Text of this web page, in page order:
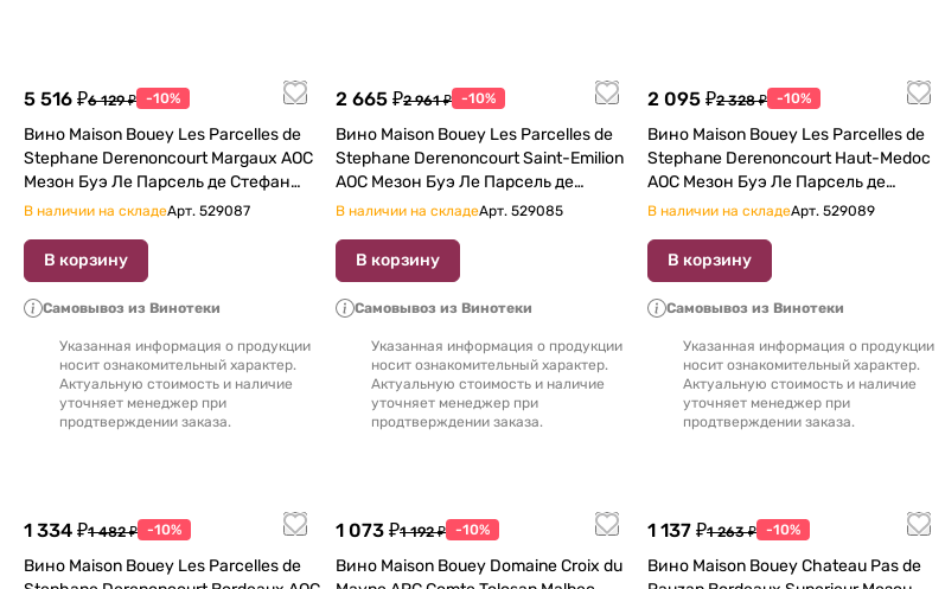
5 516 ₽6 129 ₽ -10%
Вино Maison Bouey Les Parcelles de
Stephane Derenoncourt Margaux AOC
Мезон Буэ Ле Парсель де Стефан
Деренонкур Марго 750 мл
В наличии на складеАрт. 529087
В корзину
Самовывоз из Винотеки
Указанная информация о продукции
носит ознакомительный характер.
Актуальную стоимость и наличие
уточняет менеджер при
продтверждении заказа.
2 665 ₽2 961 ₽ -10%
Вино Maison Bouey Les Parcelles de
Stephane Derenoncourt Saint-Emilion
AOC Мезон Буэ Ле Парсель де
Стефан Деренонкур Сент Эмильон
В наличии на складеАрт. 529085
В корзину
Самовывоз из Винотеки
Указанная информация о продукции
носит ознакомительный характер.
Актуальную стоимость и наличие
уточняет менеджер при
продтверждении заказа.
2 095 ₽2 328 ₽ -10%
Вино Maison Bouey Les Parcelles de
Stephane Derenoncourt Haut-Medoc
AOC Мезон Буэ Ле Парсель де
Стефан Деренонкур О Медок 750 мл
В наличии на складеАрт. 529089
В корзину
Самовывоз из Винотеки
Указанная информация о продукции
носит ознакомительный характер.
Актуальную стоимость и наличие
уточняет менеджер при
продтверждении заказа.
1 334 ₽1 482 ₽ -10%
Вино Maison Bouey Les Parcelles de
1 073 ₽1 192 ₽ -10%
Вино Maison Bouey Domaine Croix du
1 137 ₽1 263 ₽ -10%
Вино Maison Bouey Chateau Pas de